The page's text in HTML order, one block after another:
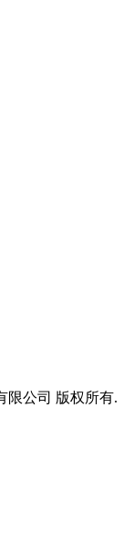
限公司 版权所有.